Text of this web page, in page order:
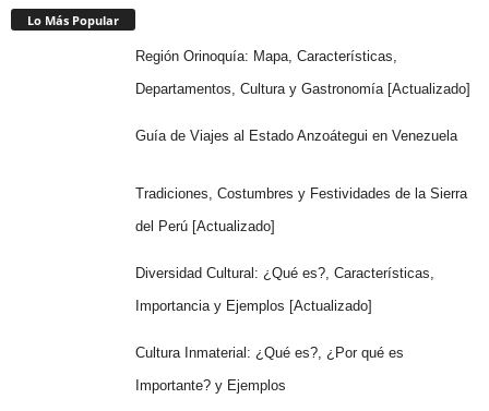
Lo Más Popular
Región Orinoquía: Mapa, Características,
Departamentos, Cultura y Gastronomía [Actualizado]
Guía de Viajes al Estado Anzoátegui en Venezuela
Tradiciones, Costumbres y Festividades de la Sierra
del Perú [Actualizado]
Diversidad Cultural: ¿Qué es?, Características,
Importancia y Ejemplos [Actualizado]
Cultura Inmaterial: ¿Qué es?, ¿Por qué es
Importante? y Ejemplos